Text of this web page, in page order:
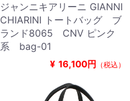
ジャンニキアリーニ GIANNI
CHIARINI トートバッグ ブ
ランド8065 CNV ピンク
系 bag-01
¥ 16,100円 （税込）